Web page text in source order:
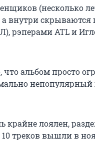
(несколько
внутри скрываются
рэперами ATL и
что альбом просто
непопулярный
крайне лоялен,
треков вышли в